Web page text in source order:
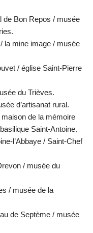
de Bon Repos / musée
la mine image / musée
/ église Saint-Pierre
du Trièves.
d’artisanat rural.
de la mémoire
Saint-Antoine.
l’Abbaye / Saint-Chef
/ musée du
/ musée de la
de Septème / musée